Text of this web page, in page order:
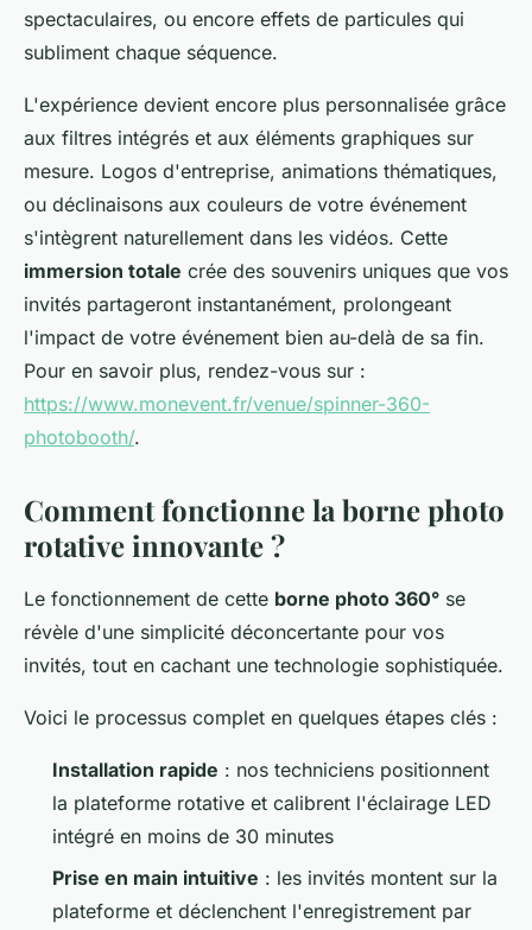
spectaculaires, ou encore effets de particules qui
subliment chaque séquence.
L'expérience devient encore plus personnalisée grâce
aux filtres intégrés et aux éléments graphiques sur
mesure. Logos d'entreprise, animations thématiques,
ou déclinaisons aux couleurs de votre événement
s'intègrent naturellement dans les vidéos. Cette
immersion totale crée des souvenirs uniques que vos
invités partageront instantanément, prolongeant
l'impact de votre événement bien au-delà de sa fin.
Pour en savoir plus, rendez-vous sur :
https://www.monevent.fr/venue/spinner-360-
photobooth/.
Comment fonctionne la borne photo
rotative innovante ?
Le fonctionnement de cette borne photo 360° se
révèle d'une simplicité déconcertante pour vos
invités, tout en cachant une technologie sophistiquée.
Voici le processus complet en quelques étapes clés :
Installation rapide : nos techniciens positionnent
la plateforme rotative et calibrent l'éclairage LED
intégré en moins de 30 minutes
Prise en main intuitive : les invités montent sur la
plateforme et déclenchent l'enregistrement par